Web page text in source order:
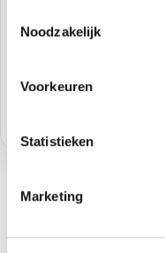
Noodzakelijk
Voorkeuren
Statistieken
Marketing
Productnummer:
Beschrijving